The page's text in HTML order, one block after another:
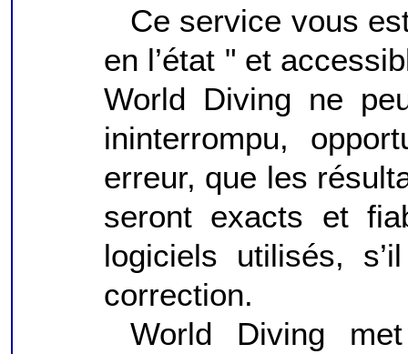
Ce service vous
en l’état " et
World Diving ne
ininterrompu,
erreur, que les
seront exacts et
logiciels utilisés,
correction.
World Diving